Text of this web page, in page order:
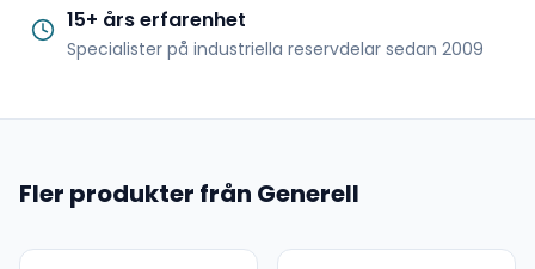
15+ års erfarenhet
Specialister på industriella reservdelar sedan 2009
Fler produkter från Generell